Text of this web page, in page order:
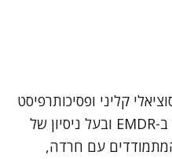
קליני ופסיכותרפיסט
בגישה דינאמית , מטפל מוסמך ב-EMDR ובעל ניסיון של
עם חרדה,